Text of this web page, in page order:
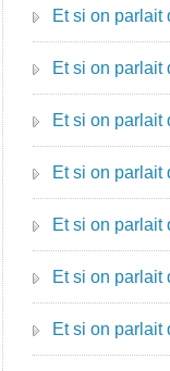
Et si on
Et si on
Et si on
Et si on
Et si on
Et si on
Et si on